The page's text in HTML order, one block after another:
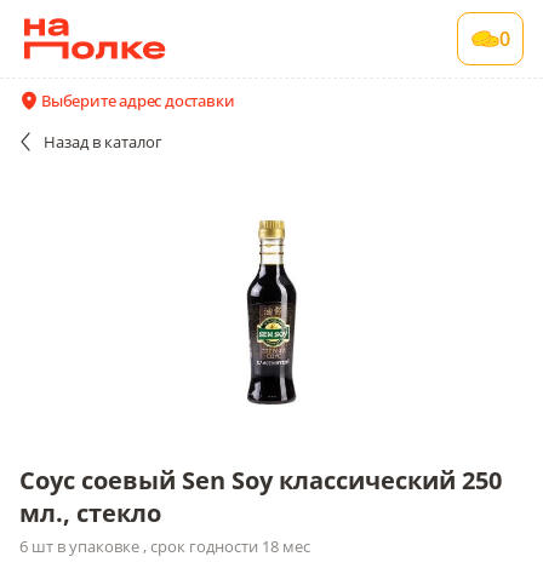
0
Выберите адрес доставки
Назад в каталог
Соус соевый Sen Soy классический 250 мл.,
стекло
Соус соевый Sen Soy классический 250
мл., стекло
6 шт в упаковке , срок годности 18 мес